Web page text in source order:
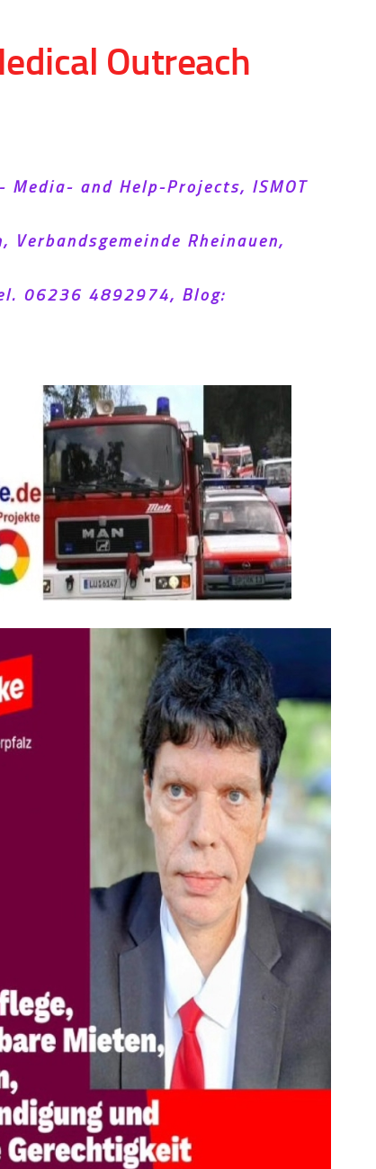
Outreach
and Help-Projects, ISMOT
Rheinauen,
06236 4892974, Blog: